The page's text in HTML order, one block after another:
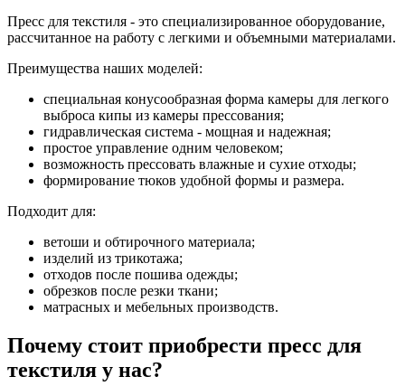
Пресс для текстиля - это специализированное оборудование,
рассчитанное на работу с легкими и объемными материалами.
Преимущества наших моделей:
специальная конусообразная форма камеры для легкого
выброса кипы из камеры прессования;
гидравлическая система - мощная и надежная;
простое управление одним человеком;
возможность прессовать влажные и сухие отходы;
формирование тюков удобной формы и размера.
Подходит для:
ветоши и обтирочного материала;
изделий из трикотажа;
отходов после пошива одежды;
обрезков после резки ткани;
матрасных и мебельных производств.
Почему стоит приобрести пресс для
текстиля у нас?